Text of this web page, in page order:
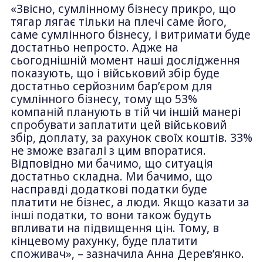
«Звісно, сумлінному бізнесу прикро, що
тягар лягає тільки на плечі саме його,
саме сумлінного бізнесу, і витримати буде
достатньо непросто. Адже на
сьогоднішній момент наші дослідження
показують, що і військовий збір буде
достатньо серйозним бар’єром для
сумлінного бізнесу, тому що 53%
компаній планують в тій чи іншій манері
спробувати заплатити цей військовий
збір, доплату, за рахунок своїх коштів. 33%
не зможе взагалі з цим впоратися.
Відповідно ми бачимо, що ситуація
достатньо складна. Ми бачимо, що
насправді додаткові податки буде
платити не бізнес, а люди. Якщо казати за
інші податки, то вони також будуть
впливати на підвищення цін. Тому, в
кінцевому рахунку, буде платити
споживач», – зазначила Анна Деревʼянко.